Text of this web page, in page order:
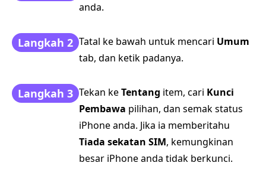
anda.
Langkah 2 Tatal ke bawah untuk mencari Umum
tab, dan ketik padanya.
Langkah 3 Tekan keTentang item, cari Kunci
Pembawa pilihan, dan semak status
iPhone anda. Jika ia memberitahu
Tiada sekatan SIM, kemungkinan
besar iPhone anda tidak berkunci.